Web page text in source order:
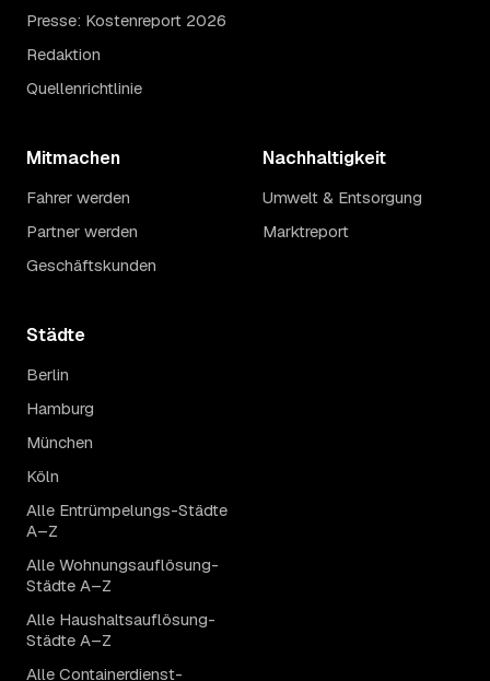
Presse: Kostenreport 2026
Redaktion
Quellenrichtlinie
Mitmachen
Fahrer werden
Partner werden
Geschäftskunden
Nachhaltigkeit
Umwelt & Entsorgung
Marktreport
Städte
Berlin
Hamburg
München
Köln
Alle Entrümpelungs-Städte
A–Z
Alle Wohnungsauflösung-
Städte A–Z
Alle Haushaltsauflösung-
Städte A–Z
Alle Containerdienst-